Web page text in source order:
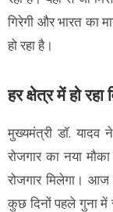
गिरेगी और भारत का
हो रहा है।
हर क्षेत्र में हो रहा
मुख्यमंत्री डॉ.
रोजगार का नया
रोजगार मिलेगा।
कुछ दिनों पहले गुना